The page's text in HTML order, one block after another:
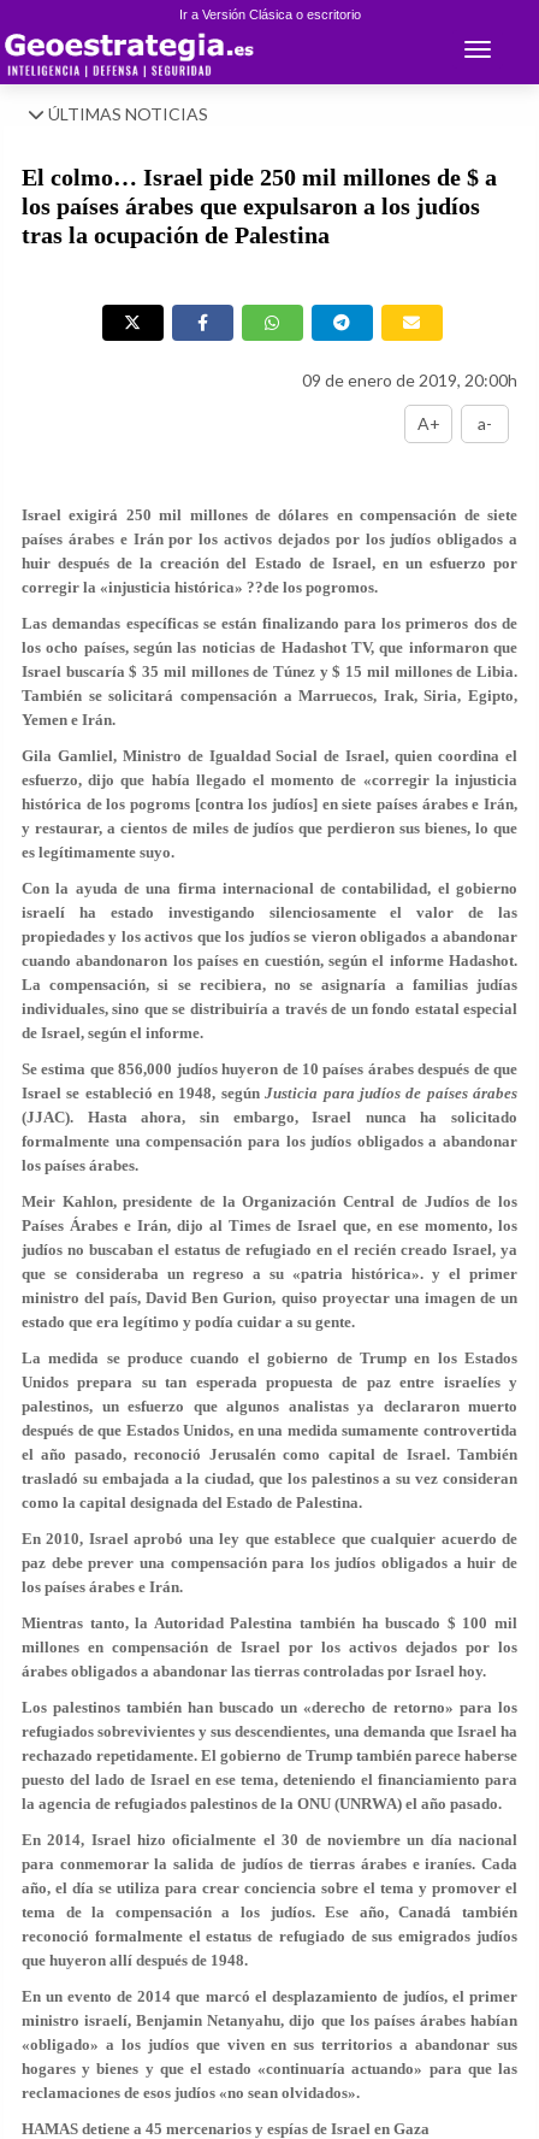
Ir a Versión Clásica o escritorio
Toggle
ÚLTIMAS NOTICIAS
El colmo… Israel pide 250 mil millones de $ a
los países árabes que expulsaron a los judíos
tras la ocupación de Palestina
09 de enero de 2019, 20:00h
A+ a-
Israel exigirá 250 mil millones de dólares en compensación de siete
países árabes e Irán por los activos dejados por los judíos obligados a
huir después de la creación del Estado de Israel, en un esfuerzo por
corregir la «injusticia histórica» ??de los pogromos.
Las demandas específicas se están finalizando para los primeros dos de
los ocho países, según las noticias de Hadashot TV, que informaron que
Israel buscaría $ 35 mil millones de Túnez y $ 15 mil millones de Libia.
También se solicitará compensación a Marruecos, Irak, Siria, Egipto,
Yemen e Irán.
Gila Gamliel, Ministro de Igualdad Social de Israel, quien coordina el
esfuerzo, dijo que había llegado el momento de «corregir la injusticia
histórica de los pogroms [contra los judíos] en siete países árabes e Irán,
y restaurar, a cientos de miles de judíos que perdieron sus bienes, lo que
es legítimamente suyo.
Con la ayuda de una firma internacional de contabilidad, el gobierno
israelí ha estado investigando silenciosamente el valor de las
propiedades y los activos que los judíos se vieron obligados a abandonar
cuando abandonaron los países en cuestión, según el informe Hadashot.
La compensación, si se recibiera, no se asignaría a familias judías
individuales, sino que se distribuiría a través de un fondo estatal especial
de Israel, según el informe.
Se estima que 856,000 judíos huyeron de 10 países árabes después de que
Israel se estableció en 1948, segúnJusticia para judíos de países árabes
(JJAC). Hasta ahora, sin embargo, Israel nunca ha solicitado
formalmente una compensación para los judíos obligados a abandonar
los países árabes.
Meir Kahlon, presidente de la Organización Central de Judíos de los
Países Árabes e Irán, dijo al Times de Israel que, en ese momento, los
judíos no buscaban el estatus de refugiado en el recién creado Israel, ya
que se consideraba un regreso a su «patria histórica». y el primer
ministro del país, David Ben Gurion, quiso proyectar una imagen de un
estado que era legítimo y podía cuidar a su gente.
La medida se produce cuando el gobierno de Trump en los Estados
Unidos prepara su tan esperada propuesta de paz entre israelíes y
palestinos, un esfuerzo que algunos analistas ya declararon muerto
después de que Estados Unidos, en una medida sumamente controvertida
el año pasado, reconoció Jerusalén como capital de Israel. También
trasladó su embajada a la ciudad, que los palestinos a su vez consideran
como la capital designada del Estado de Palestina.
En 2010, Israel aprobó una ley que establece que cualquier acuerdo de
paz debe prever una compensación para los judíos obligados a huir de
los países árabes e Irán.
Mientras tanto, la Autoridad Palestina también ha buscado $ 100 mil
millones en compensación de Israel por los activos dejados por los
árabes obligados a abandonar las tierras controladas por Israel hoy.
Los palestinos también han buscado un «derecho de retorno» para los
refugiados sobrevivientes y sus descendientes, una demanda que Israel ha
rechazado repetidamente. El gobierno de Trump también parece haberse
puesto del lado de Israel en ese tema, deteniendo el financiamiento para
la agencia de refugiados palestinos de la ONU (UNRWA) el año pasado.
En 2014, Israel hizo oficialmente el 30 de noviembre un día nacional
para conmemorar la salida de judíos de tierras árabes e iraníes. Cada
año, el día se utiliza para crear conciencia sobre el tema y promover el
tema de la compensación a los judíos. Ese año, Canadá también
reconoció formalmente el estatus de refugiado de sus emigrados judíos
que huyeron allí después de 1948.
En un evento de 2014 que marcó el desplazamiento de judíos, el primer
ministro israelí, Benjamin Netanyahu, dijo que los países árabes habían
«obligado» a los judíos que viven en sus territorios a abandonar sus
hogares y bienes y que el estado «continuaría actuando» para que las
reclamaciones de esos judíos «no sean olvidados».
HAMAS detiene a 45 mercenarios y espías de Israel en Gaza